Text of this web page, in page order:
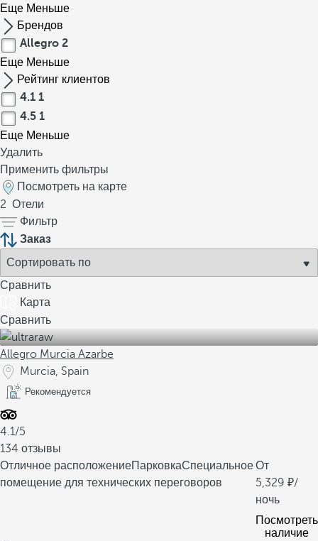
Еще Меньше
Брендов
Allegro 2
Еще Меньше
Рейтинг клиентов
4.1 1
4.5 1
Еще Меньше
Удалить
Применить фильтры
Посмотреть на карте
2 Отели
Фильтр
Заказ
Сравнить
Карта
Сравнить
Allegro Murcia Azarbe
Murcia, Spain
Рекомендуется
4.1/5
134 отзывы
Отличное расположениеПарковкаСпециальное
помещение для технических переговоров
От
5,329
/
ночь
Посмотреть
наличие